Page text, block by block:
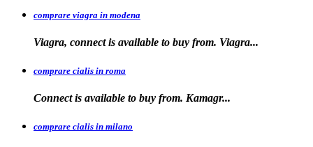
comprare viagra in modena
Viagra, connect is available to buy from. Viagra...
comprare cialis in roma
Connect is available to buy from. Kamagr...
comprare cialis in milano